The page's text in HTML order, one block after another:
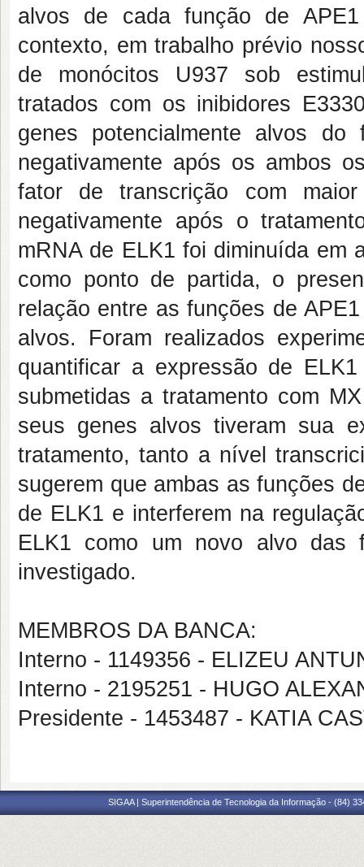
alvos de cada função de
contexto, em trabalho prévio
de monócitos U937 sob
tratados com os inibidores
genes potencialmente alvos
negativamente após os ambos
fator de transcrição com
negativamente após o
mRNA de ELK1 foi diminuída em
como ponto de partida, o
relação entre as funções de
alvos. Foram realizados
quantificar a expressão de
submetidas a tratamento com
seus genes alvos tiveram sua
tratamento, tanto a nível
sugerem que ambas as funções
de ELK1 e interferem na
ELK1 como um novo alvo das
investigado.
MEMBROS DA BANCA:
Interno - 1149356 - ELIZEU
Interno - 2195251 - HUGO
Presidente - 1453487 - KATIA
SIGAA | Superintendência de Tecnologia da Informação - (84)